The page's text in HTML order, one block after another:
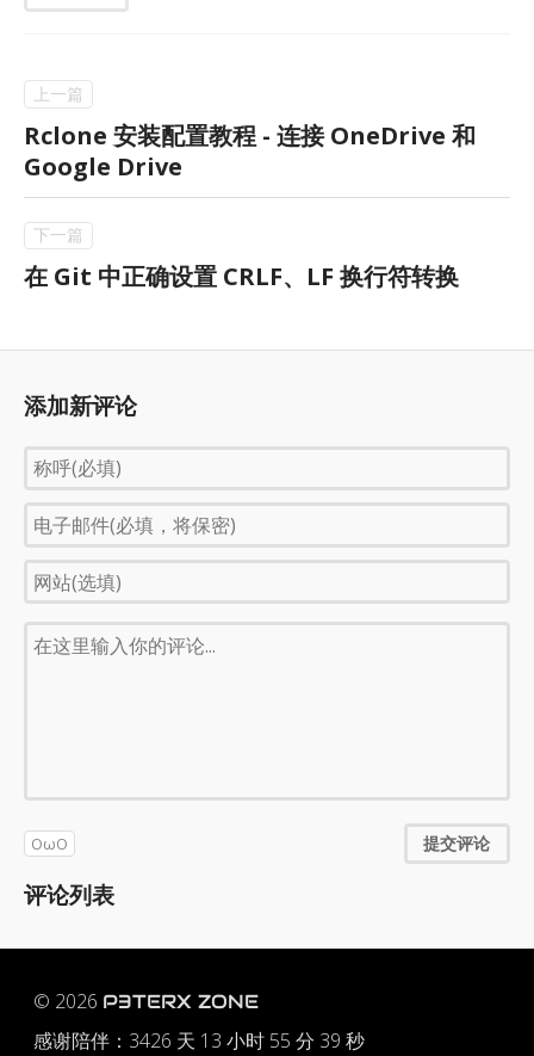
Rclone 安装配置教程 - 连接 OneDrive 和
Google Drive
在 Git 中正确设置 CRLF、LF 换行符转换
添加新评论
OωO 提交评论
评论列表
© 2026 P3TERX ZONE
感谢陪伴： 3426 天 13 小时 55 分 39 秒